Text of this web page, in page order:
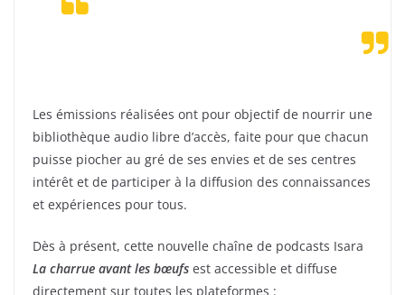
Les émissions réalisées ont pour objectif de nourrir une
bibliothèque audio libre d’accès, faite pour que chacun
puisse piocher au gré de ses envies et de ses centres
intérêt et de participer à la diffusion des connaissances
et expériences pour tous.
Dès à présent, cette nouvelle chaîne de podcasts Isara
La charrue avant les bœufs est accessible et diffuse
directement sur toutes les plateformes :